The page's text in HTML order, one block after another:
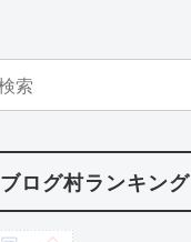
ブログ村ランキング